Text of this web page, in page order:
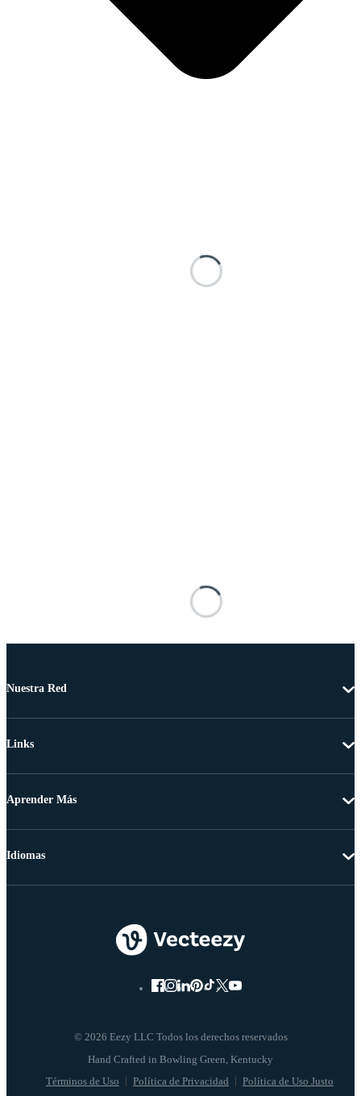
Nuestra Red
Links
Aprender Más
© 2026 Eezy LLC Todos los derechos reservados
Términos de Uso Política de Privacidad Política de Uso Justo
Idiomas